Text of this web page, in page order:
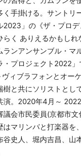
く手掛ける。サントリ
2023」の《ザ・プロ
らく ありえるかもしれ
ンアンサンブル・マ
・プロジェクト2022
ヴィブラフォンとオー
樹と共にソリストとし
演。2020年4月～
議会市民委員(京都市
はマリンバと打楽器を
谷史人、堀内吉昌、山